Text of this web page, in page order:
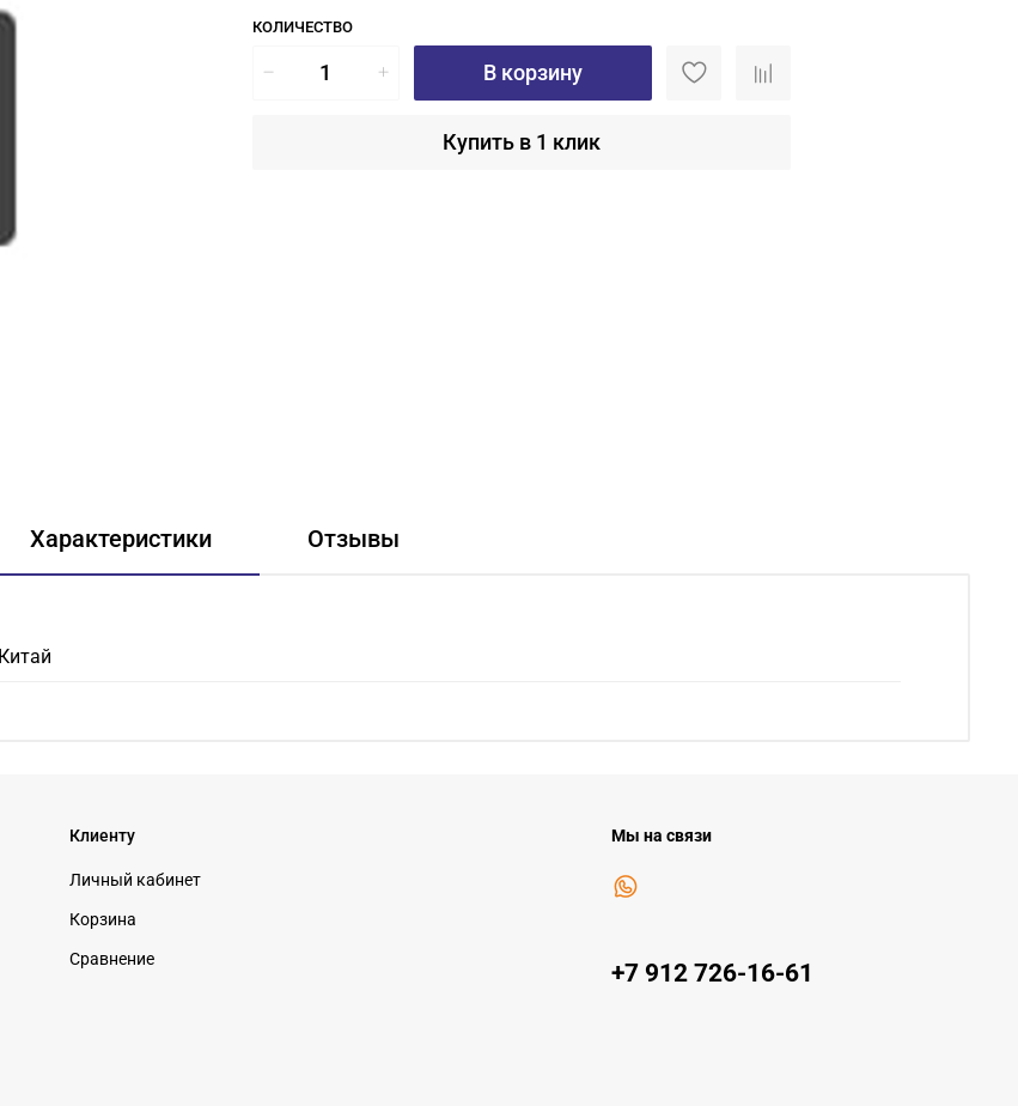
КОЛИЧЕСТВО
В корзину
Купить в 1 клик
Характеристики Отзывы
Китай
Клиенту
Личный кабинет
Корзина
Сравнение
Мы на связи
+7 912 726-16-61